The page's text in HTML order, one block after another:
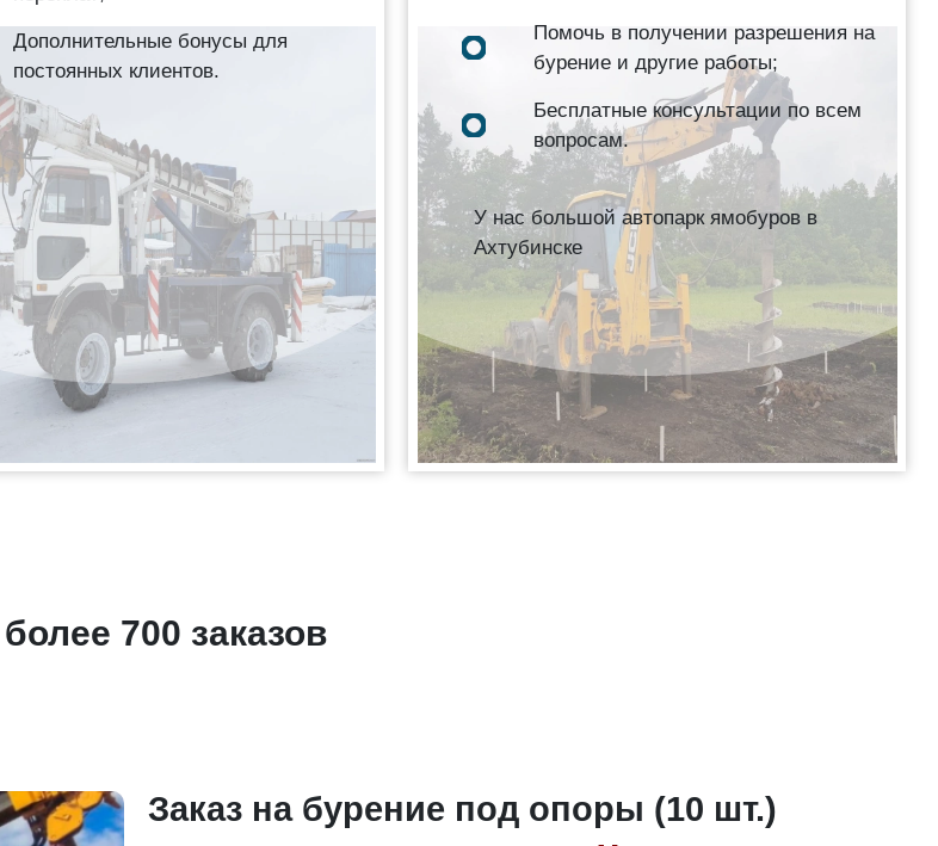
Дополнительные бонусы для
постоянных клиентов.
Помочь в получении разрешения на
бурение и другие работы;
Бесплатные консультации по всем
вопросам.
У нас большой автопарк ямобуров в
Ахтубинске
более 700 заказов
Заказ на бурение под опоры (10 шт.)